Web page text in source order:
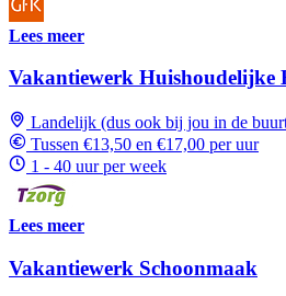
Lees meer
Vakantiewerk Huishoudelijke
Landelijk (dus ook bij jou in de
Tussen €13,50 en €17,00 per uur
1 - 40 uur per week
Lees meer
Vakantiewerk Schoonmaak